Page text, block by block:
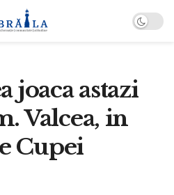
joaca astazi
Valcea, in
Cupei